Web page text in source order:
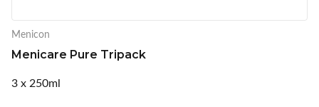
Menicon
Menicare Pure Tripack
3 x 250ml